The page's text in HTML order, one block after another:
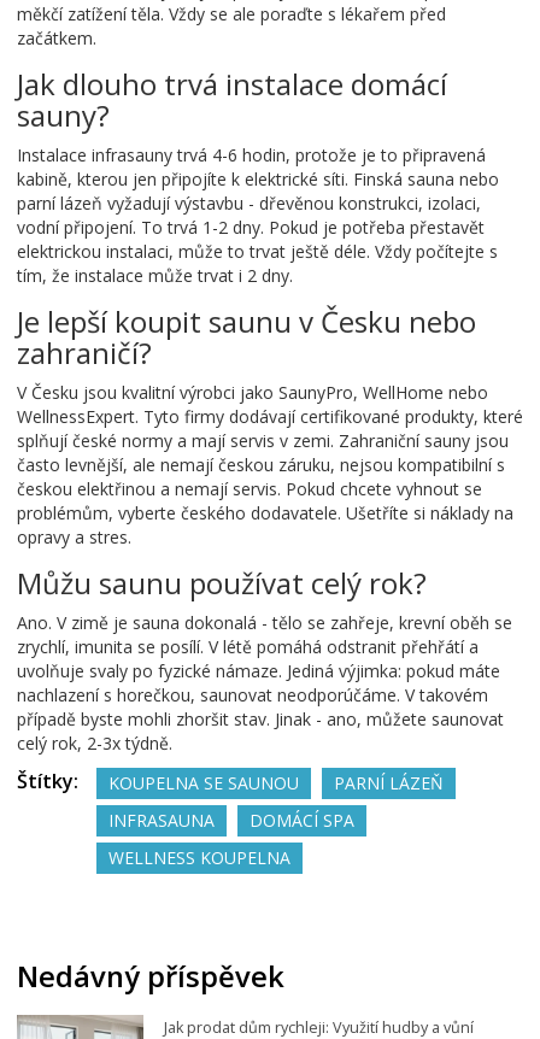
měkčí zatížení těla. Vždy se ale poraďte s lékařem před
začátkem.
Jak dlouho trvá instalace domácí
sauny?
Instalace infrasauny trvá 4-6 hodin, protože je to připravená
kabině, kterou jen připojíte k elektrické síti. Finská sauna nebo
parní lázeň vyžadují výstavbu - dřevěnou konstrukci, izolaci,
vodní připojení. To trvá 1-2 dny. Pokud je potřeba přestavět
elektrickou instalaci, může to trvat ještě déle. Vždy počítejte s
tím, že instalace může trvat i 2 dny.
Je lepší koupit saunu v Česku nebo
zahraničí?
V Česku jsou kvalitní výrobci jako SaunyPro, WellHome nebo
WellnessExpert. Tyto firmy dodávají certifikované produkty, které
splňují české normy a mají servis v zemi. Zahraniční sauny jsou
často levnější, ale nemají českou záruku, nejsou kompatibilní s
českou elektřinou a nemají servis. Pokud chcete vyhnout se
problémům, vyberte českého dodavatele. Ušetříte si náklady na
opravy a stres.
Můžu saunu používat celý rok?
Ano. V zimě je sauna dokonalá - tělo se zahřeje, krevní oběh se
zrychlí, imunita se posílí. V létě pomáhá odstranit přehřátí a
uvolňuje svaly po fyzické námaze. Jediná výjimka: pokud máte
nachlazení s horečkou, saunovat neodporúčáme. V takovém
případě byste mohli zhoršit stav. Jinak - ano, můžete saunovat
celý rok, 2-3x týdně.
Štítky: KOUPELNA SE SAUNOU
PARNÍ LÁZEŇ
INFRASAUNA
DOMÁCÍ SPA
WELLNESS KOUPELNA
Nedávný příspěvek
Jak prodat dům rychleji: Využití hudby a vůní